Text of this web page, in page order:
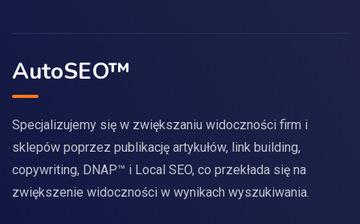
AutoSEO™
Specjalizujemy się w zwiększaniu widoczności firm i
sklepów poprzez publikację artykułów, link building,
copywriting, DNAP™ i Local SEO, co przekłada się na
zwiększenie widoczności w wynikach wyszukiwania.